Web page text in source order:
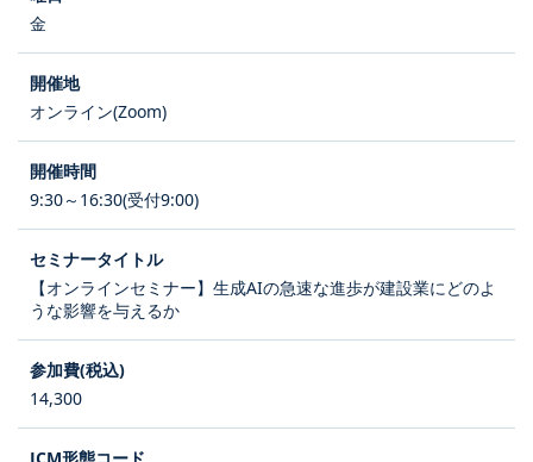
金
オンライン(Zoom)
9:30～16:30(受付9:00)
【オンラインセミナー】生成AIの急速な進歩が建設業にどのよ
うな影響を与えるか
14,300